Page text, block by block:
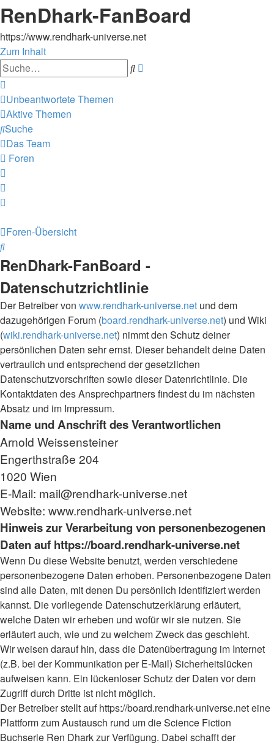
RenDhark-FanBoard
https://www.rendhark-universe.net
Zum Inhalt
Suche
Unbeantwortete Themen
Aktive Themen
Suche
Das Team
Foren
Foren-Übersicht
Suche
RenDhark-FanBoard -
Datenschutzrichtlinie
Der Betreiber von www.rendhark-universe.net und dem
dazugehörigen Forum (board.rendhark-universe.net) und Wiki
(wiki.rendhark-universe.net) nimmt den Schutz deiner
persönlichen Daten sehr ernst. Dieser behandelt deine Daten
vertraulich und entsprechend der gesetzlichen
Datenschutzvorschriften sowie dieser Datenrichtlinie. Die
Kontaktdaten des Ansprechpartners findest du im nächsten
Absatz und im Impressum.
Name und Anschrift des Verantwortlichen
Arnold Weissensteiner
Engerthstraße 204
1020 Wien
E-Mail: mail@rendhark-universe.net
Website: www.rendhark-universe.net
Hinweis zur Verarbeitung von personenbezogenen
Daten auf https://board.rendhark-universe.net
Wenn Du diese Website benutzt, werden verschiedene
personenbezogene Daten erhoben. Personenbezogene Daten
sind alle Daten, mit denen Du persönlich identifiziert werden
kannst. Die vorliegende Datenschutzerklärung erläutert,
welche Daten wir erheben und wofür wir sie nutzen. Sie
erläutert auch, wie und zu welchem Zweck das geschieht.
Wir weisen darauf hin, dass die Datenübertragung im Internet
(z.B. bei der Kommunikation per E-Mail) Sicherheitslücken
aufweisen kann. Ein lückenloser Schutz der Daten vor dem
Zugriff durch Dritte ist nicht möglich.
Der Betreiber stellt auf https://board.rendhark-universe.net eine
Plattform zum Austausch rund um die Science Fiction
Buchserie Ren Dhark zur Verfügung. Dabei schafft der